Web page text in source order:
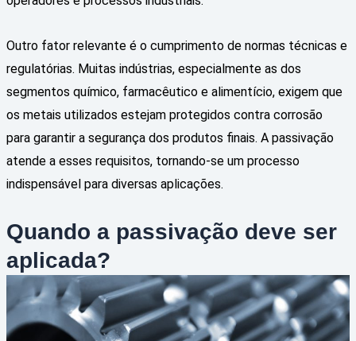
Outro fator relevante é o cumprimento de normas técnicas e
regulatórias. Muitas indústrias, especialmente as dos
segmentos químico, farmacêutico e alimentício, exigem que
os metais utilizados estejam protegidos contra corrosão
para garantir a segurança dos produtos finais. A passivação
atende a esses requisitos, tornando-se um processo
indispensável para diversas aplicações.
Quando a passivação deve ser
aplicada?